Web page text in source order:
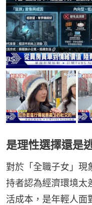
是理性選擇還是
對於「全職子女」現
持者認為經濟環境太
活成本，是年輕人面